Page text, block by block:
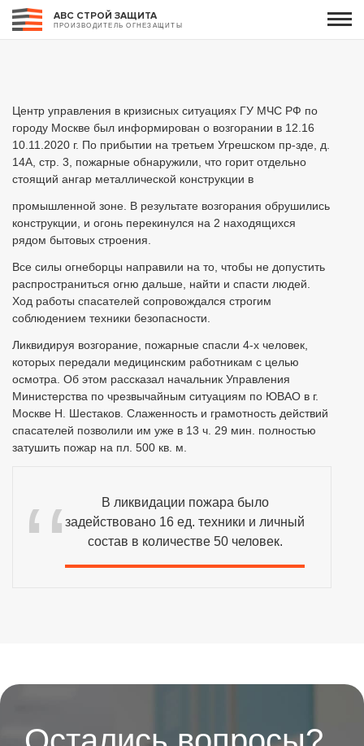
АВС СТРОЙ ЗАЩИТА
ПРОИЗВОДИТЕЛЬ ОГНЕЗАЩИТЫ
Центр управления в кризисных ситуациях ГУ МЧС РФ по
городу Москве был информирован о возгорании в 12.16
10.11.2020 г. По прибытии на третьем Угрешском пр-зде, д.
14А, стр. 3, пожарные обнаружили, что горит отдельно
стоящий ангар металлической конструкции в
промышленной зоне. В результате возгорания обрушились
конструкции, и огонь перекинулся на 2 находящихся
рядом бытовых строения.
Все силы огнеборцы направили на то, чтобы не допустить
распространиться огню дальше, найти и спасти людей.
Ход работы спасателей сопровождался строгим
соблюдением техники безопасности.
Ликвидируя возгорание, пожарные спасли 4-х человек,
которых передали медицинским работникам с целью
осмотра. Об этом рассказал начальник Управления
Министерства по чрезвычайным ситуациям по ЮВАО в г.
Москве Н. Шестаков. Слаженность и грамотность действий
спасателей позволили им уже в 13 ч. 29 мин. полностью
затушить пожар на пл. 500 кв. м.
В ликвидации пожара было
задействовано 16 ед. техники и личный
состав в количестве 50 человек.